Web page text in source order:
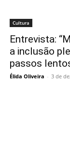
Cultura
Entrevista:
a inclusão
passos
Élida Oliveira - 3 de